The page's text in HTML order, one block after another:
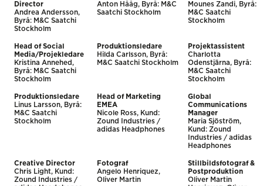
Director
Andrea Andersson,
Byrå: M&C Saatchi
Stockholm
Anton Hååg, Byrå: M&C
Saatchi Stockholm
Mounes Zandi, Byrå:
M&C Saatchi
Stockholm
Head of Social
Media/Projekledare
Kristina Annehed,
Byrå: M&C Saatchi
Stockholm
Produktionsledare
Hilda Carlsson, Byrå:
M&C Saatchi Stockholm
Projektassistent
Charlotta
Odenstjärna, Byrå:
M&C Saatchi
Stockholm
Produktionsledare
Linus Larsson, Byrå:
M&C Saatchi
Stockholm
Head of Marketing
EMEA
Nicole Ross, Kund:
Zound Industries /
adidas Headphones
Global
Communications
Manager
Maria Sjöström,
Kund: Zound
Industries / adidas
Headphones
Creative Director
Chris Light, Kund:
Zound Industries /
Fotograf
Angelo Henriquez,
Oliver Martin
Stillbildsfotograf &
Postproduktion
Oliver Martin